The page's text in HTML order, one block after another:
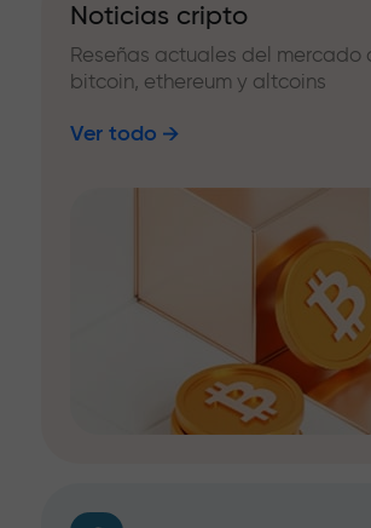
Noticias cripto
Reseñas actuales del mercado
bitcoin, ethereum y altcoins
Ver todo